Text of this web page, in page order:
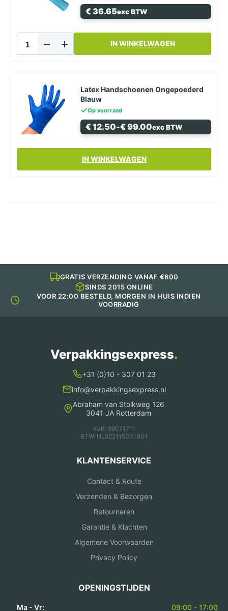
€36.65exc BTW
Afvalzakken
90×110
aantal
IN WINKELWAGEN
Latex Handschoenen Ongepoederd
Blauw
Op voorraad
€12.50-€99.00
Prijsklasse:
€ 12.50
€ 99.00
exc BTW
IN WINKELWAGEN
Dit
heeft
de
productpaginaGRATIS VERZENDING VANAF €600
SINDS 2015 ONLINE
VOOR 22:00 BESTELD, MORGEN IN HUIS INDIEN
VOORRADIG
Verpakkingsexpress.
+31 (0)10 - 307 01 23
info@verpakkingsexpress.nl
Abraham van Stolkweg 126
3041 JA Rotterdam
KvK: 99071711
BTW: NL822115001B01
KLANTENSERVICE
Contact & Route
Verzenden & Bezorgen
Retourneren
Garantie & Klachten
Algemene Voorwaarden
Privacy Policy
OPENINGSTIJDEN
Ma - Vr: 09:00 - 17:00